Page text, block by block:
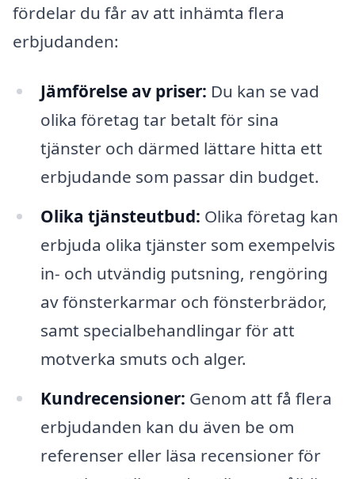
fördelar du får av att inhämta flera
erbjudanden:
Jämförelse av priser: Du kan se vad
olika företag tar betalt för sina
tjänster och därmed lättare hitta ett
erbjudande som passar din budget.
Olika tjänsteutbud: Olika företag kan
erbjuda olika tjänster som exempelvis
in- och utvändig putsning, rengöring
av fönsterkarmar och fönsterbrädor,
samt specialbehandlingar för att
motverka smuts och alger.
Kundrecensioner: Genom att få flera
erbjudanden kan du även be om
referenser eller läsa recensioner för